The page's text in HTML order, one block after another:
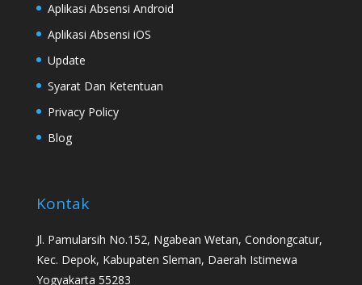
Aplikasi Absensi Android
Aplikasi Absensi iOS
Update
Syarat Dan Ketentuan
Privacy Policy
Blog
Kontak
Jl. Pamularsih No.152, Ngabean Wetan, Condongcatur,
Kec. Depok, Kabupaten Sleman, Daerah Istimewa
Yogyakarta 55283